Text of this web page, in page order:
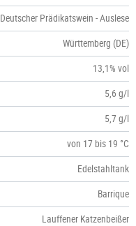
Deutscher Prädikatswein - Auslese
Württemberg (DE)
13,1% vol
5,6 g/l
5,7 g/l
von 17 bis 19 °C
Edelstahltank
Barrique
Lauffener Katzenbeißer